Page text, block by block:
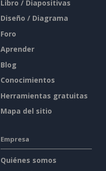
Libro / Diapositivas
Diseño / Diagrama
Foro
Aprender
Blog
Conocimientos
Herramientas gratuitas
Mapa del sitio
Empresa
Quiénes somos